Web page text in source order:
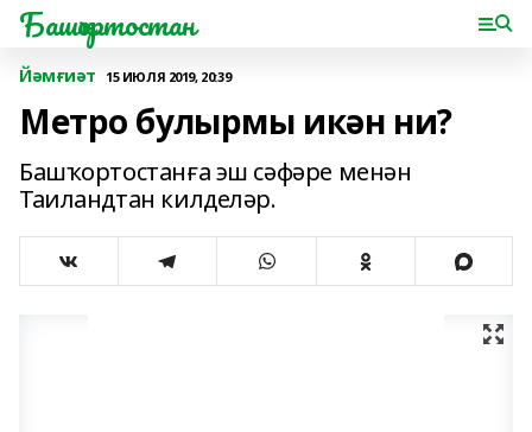
Башҡортостан
Йәмғиәт 15 ИЮЛЯ 2019, 20:39
Метро булырмы икән ни?
Башҡортостанға эш сәфәре менән
Таиландтан килделәр.